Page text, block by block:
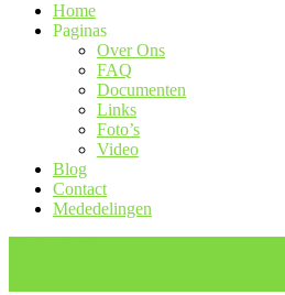
Home
Paginas
Over Ons
FAQ
Documenten
Links
Foto’s
Video
Blog
Contact
Mededelingen